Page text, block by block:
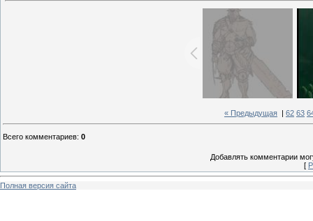
« Предыдущая 62 63
Всего комментариев: 0
Добавлять комментарии
[
Полная версия сайта